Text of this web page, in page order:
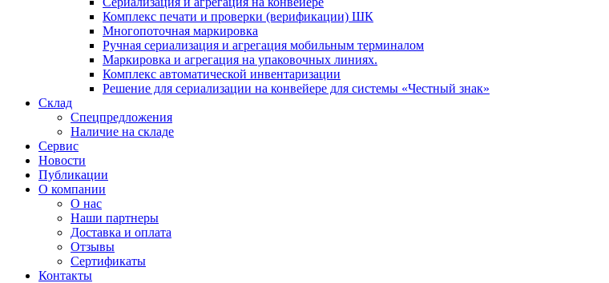
Комплекс печати и проверки (верификации) ШК
Многопоточная маркировка
Ручная сериализация и агрегация мобильным терминалом
Маркировка и агрегация на упаковочных линиях.
Комплекс автоматической инвентаризации
Решение для сериализации на конвейере для системы «Честный знак»
Склад
Спецпредложения
Наличие на складе
Сервис
Новости
Публикации
О компании
О нас
Наши партнеры
Доставка и оплата
Отзывы
Сертификаты
Контакты